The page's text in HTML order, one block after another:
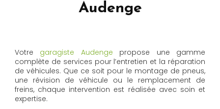
Audenge
Votre garagiste Audenge propose une gamme
complète de services pour l’entretien et la réparation
de véhicules. Que ce soit pour le montage de pneus,
une révision de véhicule ou le remplacement de
freins, chaque intervention est réalisée avec soin et
expertise.